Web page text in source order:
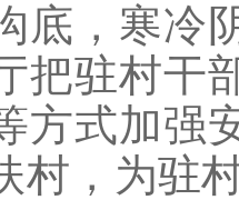
底，寒冷
把驻村干
方式加强
村，为驻